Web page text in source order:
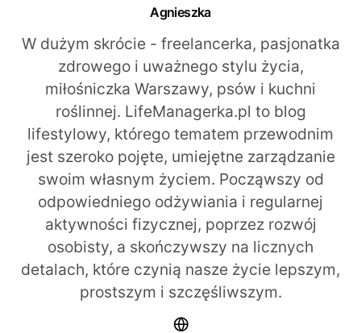
Agnieszka
W dużym skrócie - freelancerka, pasjonatka
zdrowego i uważnego stylu życia,
miłośniczka Warszawy, psów i kuchni
roślinnej. LifeManagerka.pl to blog
lifestylowy, którego tematem przewodnim
jest szeroko pojęte, umiejętne zarządzanie
swoim własnym życiem. Począwszy od
odpowiedniego odżywiania i regularnej
aktywności fizycznej, poprzez rozwój
osobisty, a skończywszy na licznych
detalach, które czynią nasze życie lepszym,
prostszym i szczęśliwszym.